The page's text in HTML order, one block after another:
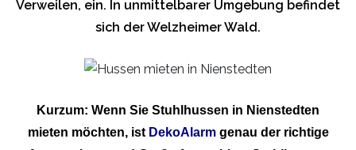
Verweilen, ein. In unmittelbarer Umgebung befindet
sich der Welzheimer Wald.
Kurzum: Wenn Sie Stuhlhussen in Nienstedten
mieten möchten, ist DekoAlarmgenau der richtige